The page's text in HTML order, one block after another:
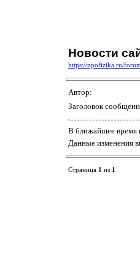
Новости
https://npofizika.ru/
Автор:
Заголовок
В ближайшее время
Данные изменения
Страница 1 из 1